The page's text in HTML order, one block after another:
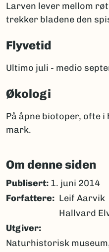
Larven lever mellom
trekker bladene den
Flyvetid
Ultimo juli - medio
Økologi
På åpne biotoper, ofte i
mark.
Om denne siden
Publisert: 1. juni 2014
Forfattere
Leif Aarvik
Hallvard
Utgiver
Naturhistorisk